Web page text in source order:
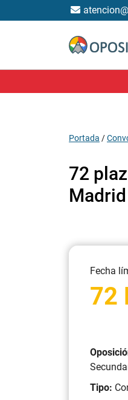
Portada /
72
Madrid
Fecha
72
Tipo: